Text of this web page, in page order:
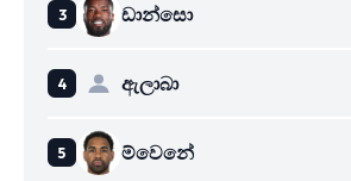
ඩාන්සො
ඇලාබා
ම්වෙනේ